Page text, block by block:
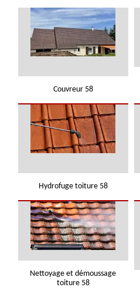
Couvreur 58
Hydrofuge toiture 58
Nettoyage et démoussage
toiture 58